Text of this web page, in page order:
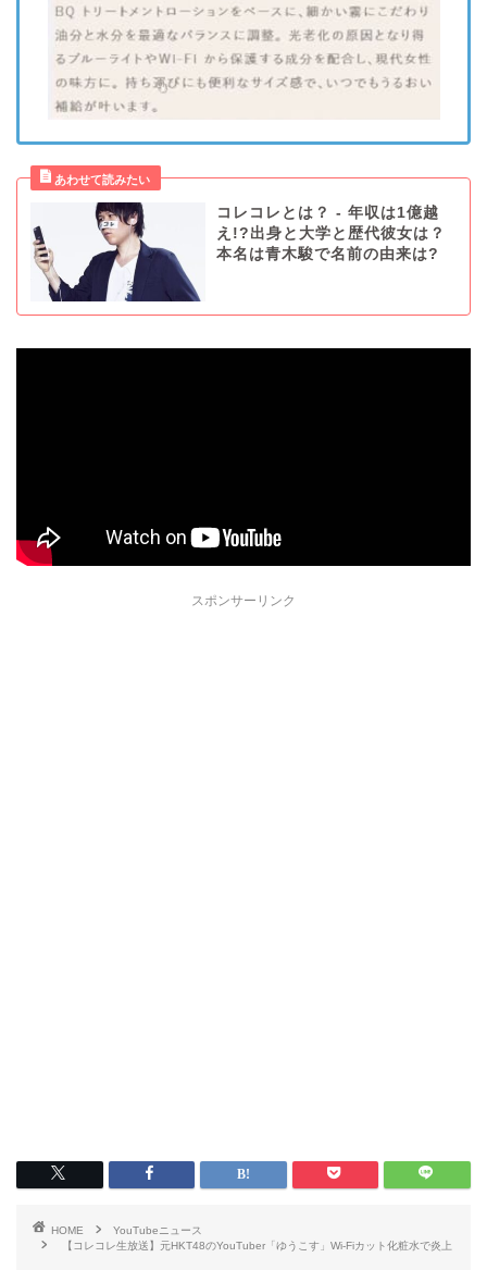
コレコレとは？ - 年収は1億越
え!?出身と大学と歴代彼女は？
本名は青木駿で名前の由来は?
スポンサーリンク
HOME
YouTubeニュース
【コレコレ生放送】元HKT48のYouTuber「ゆうこす」Wi-Fiカット化粧水で炎上